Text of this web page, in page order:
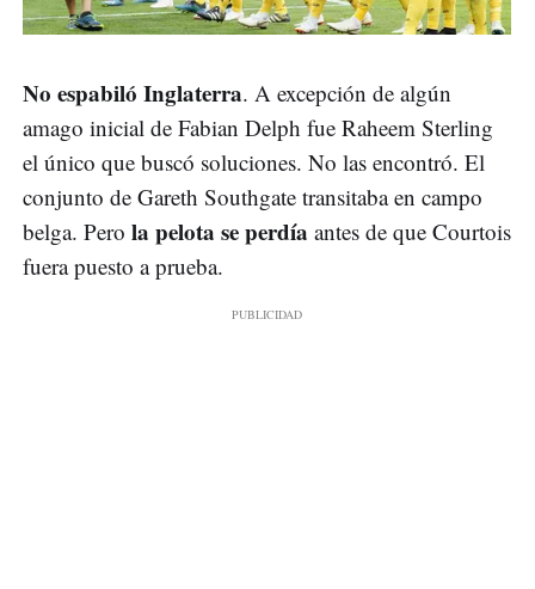
No espabiló Inglaterra. A excepción de algún
amago inicial de Fabian Delph fue Raheem Sterling
el único que buscó soluciones. No las encontró. El
conjunto de Gareth Southgate transitaba en campo
belga. Pero la pelota se perdía antes de que Courtois
fuera puesto a prueba.